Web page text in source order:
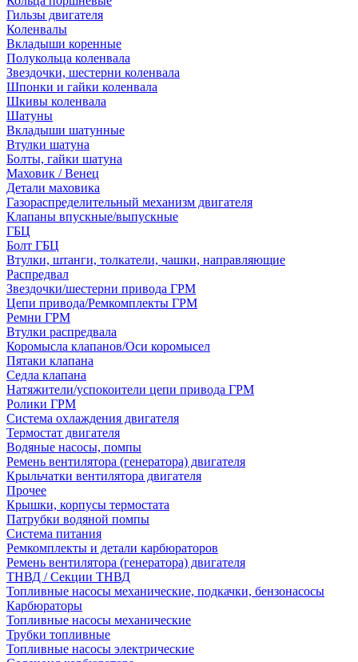
Гильзы двигателя
Коленвалы
Вкладыши коренные
Полукольца коленвала
Звездочки, шестерни коленвала
Шпонки и гайки коленвала
Шкивы коленвала
Шатуны
Вкладыши шатунные
Втулки шатуна
Болты, гайки шатуна
Маховик / Венец
Детали маховика
Газораспределительный механизм двигателя
Клапаны впускные/выпускные
ГБЦ
Болт ГБЦ
Втулки, штанги, толкатели, чашки, направляющие
Распредвал
Звездочки/шестерни привода ГРМ
Цепи привода/Ремкомплекты ГРМ
Ремни ГРМ
Втулки распредвала
Коромысла клапанов/Оси коромысел
Пятаки клапана
Седла клапана
Натяжители/успокоители цепи привода ГРМ
Ролики ГРМ
Система охлаждения двигателя
Термостат двигателя
Водяные насосы, помпы
Ремень вентилятора (генератора) двигателя
Крыльчатки вентилятора двигателя
Прочее
Крышки, корпусы термостата
Патрубки водяной помпы
Система питания
Ремкомплекты и детали карбюраторов
Ремень вентилятора (генератора) двигателя
ТНВД / Секции ТНВД
Топливные насосы механические, подкачки, бензонасосы
Карбюраторы
Топливные насосы механические
Трубки топливные
Топливные насосы электрические